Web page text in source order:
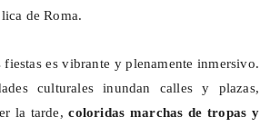
de Roma.
es vibrante y plenamente inmersivo.
culturales inundan calles y plazas,
la tarde,coloridas marchas de tropas y